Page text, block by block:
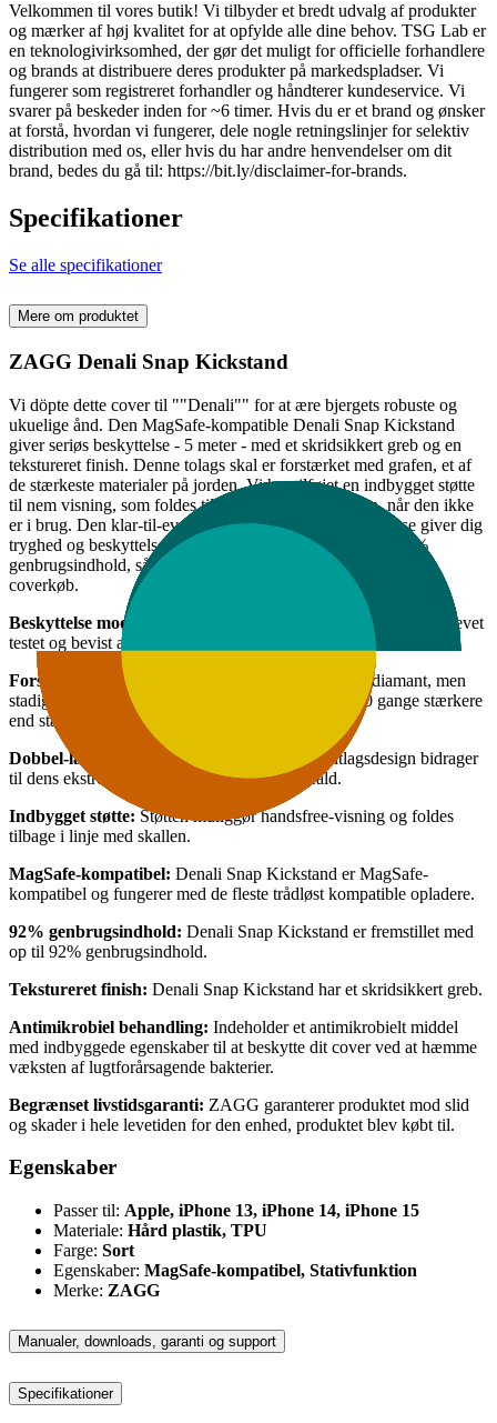
Velkommen til vores butik! Vi tilbyder et bredt udvalg af produkter
og mærker af høj kvalitet for at opfylde alle dine behov. TSG Lab er
en teknologivirksomhed, der gør det muligt for officielle forhandlere
og brands at distribuere deres produkter på markedspladser. Vi
fungerer som registreret forhandler og håndterer kundeservice. Vi
svarer på beskeder inden for ~6 timer. Hvis du er et brand og ønsker
at forstå, hvordan vi fungerer, dele nogle retningslinjer for selektiv
distribution med os, eller hvis du har andre henvendelser om dit
brand, bedes du gå til: https://bit.ly/disclaimer-for-brands.
Specifikationer
Se alle specifikationer
Mere om produktet
ZAGG Denali Snap Kickstand
Vi döpte dette cover til ""Denali"" for at ære bjergets robuste og
ukuelige ånd. Den MagSafe-kompatible Denali Snap Kickstand
giver seriøs beskyttelse - 5 meter - med et skridsikkert greb og en
tekstureret finish. Denne tolags skal er forstærket med grafen, et af
de stærkeste materialer på jorden. Vi har tilføjet en indbygget støtte
til nem visning, som foldes tilbage i linje med skallen, når den ikke
er i brug. Den klar-til-eventyr Denali Snap Kickstand-case giver dig
tryghed og beskyttelse. Og den er fremstillet med op til 92%
genbrugsindhold, så du også kan føle dig godt tilpas med dit
coverkøb.
Beskyttelse mod fald på 5 meter:
Denali Snap Kickstand er blevet
testet og bevist at beskytte din telefon mod fald på op til 5 meter.
Forstærket med grafen:
Grafen er hårdere end en diamant, men
stadig mere elastisk end gummi, og den er op til 200 gange stærkere
end stål.
Dobbel-lags beskyttelse: Denali Snaps dobbeltlagsdesign bidrager
til dens ekstreme 5-meters beskyttelse mod fald.
Indbygget støtte: Støtten muliggør handsfree-visning og foldes
tilbage i linje med skallen.
MagSafe-kompatibel: Denali Snap Kickstand er MagSafe-
kompatibel og fungerer med de fleste trådløst kompatible opladere.
92% genbrugsindhold: Denali Snap Kickstand er fremstillet med
op til 92% genbrugsindhold.
Tekstureret finish: Denali Snap Kickstand har et skridsikkert greb.
Antimikrobiel behandling: Indeholder et antimikrobielt middel
med indbyggede egenskaber til at beskytte dit cover ved at hæmme
væksten af lugtforårsagende bakterier.
Begrænset livstidsgaranti: ZAGG garanterer produktet mod slid
og skader i hele levetiden for den enhed, produktet blev købt til.
Egenskaber
Passer til: Apple, iPhone 13, iPhone 14, iPhone 15
Materiale: Hård plastik, TPU
Farge: Sort
Egenskaber: MagSafe-kompatibel, Stativfunktion
Merke: ZAGG
Manualer, downloads, garanti og support
Specifikationer